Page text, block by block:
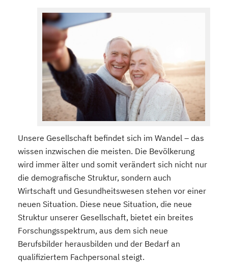
Unsere Gesellschaft befindet sich im Wandel – das
wissen inzwischen die meisten. Die Bevölkerung
wird immer älter und somit verändert sich nicht nur
die demografische Struktur, sondern auch
Wirtschaft und Gesundheitswesen stehen vor einer
neuen Situation. Diese neue Situation, die neue
Struktur unserer Gesellschaft, bietet ein breites
Forschungsspektrum, aus dem sich neue
Berufsbilder herausbilden und der Bedarf an
qualifiziertem Fachpersonal steigt.